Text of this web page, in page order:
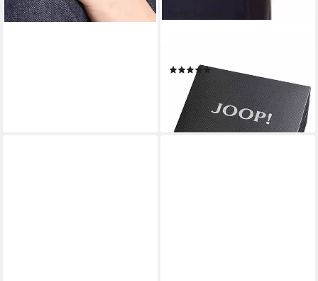
(30)
ab 75,99 €
-24%
lieferbar - in 1-2 Werktagen bei dir